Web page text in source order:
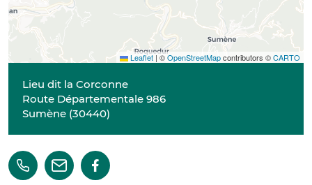
Leaflet|©OpenStreetMapcontributors ©CARTO
Lieu dit la Corconne
Route Départementale 986
Sumène (30440)